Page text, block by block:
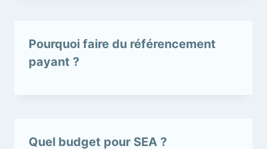
Pourquoi faire du référencement
payant ?
Quel budget pour SEA ?